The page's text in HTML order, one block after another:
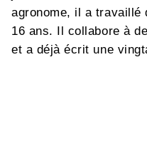
agronome, il a travaillé
16 ans. Il collabore à
et a déjà écrit une